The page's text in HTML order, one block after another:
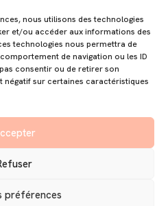
nous utilisons des technologies
et/ou accéder aux informations des
technologies nous permettra de
de navigation ou les ID
consentir ou de retirer son
négatif sur certaines caractéristiques
préférences
contact@e-pilates.fr